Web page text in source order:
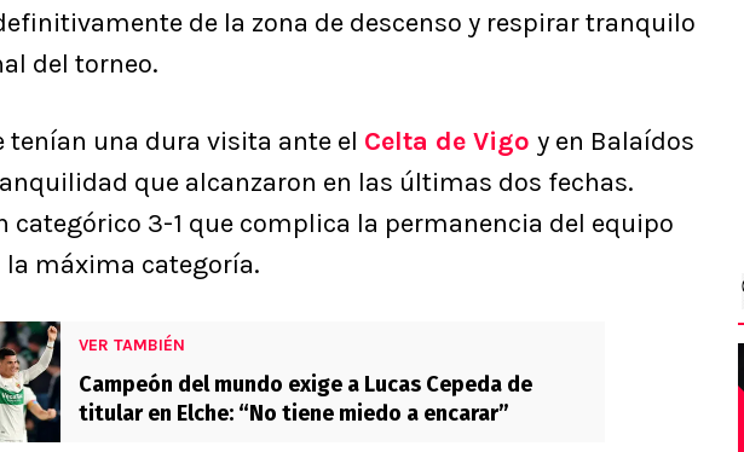
de la zona de descenso y respirar tranquilo
del torneo.
tenían una dura visita ante el Celta de Vigo y en Balaídos
que alcanzaron en las últimas dos fechas.
categórico 3-1 que complica la permanencia del equipo
la máxima categoría.
VER TAMBIÉN
Campeón del mundo exige a Lucas Cepeda de
titular en Elche: “No tiene miedo a encarar”